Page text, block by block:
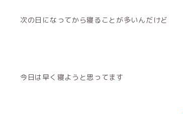
次の日になってから寝ることが多いんだけど
今日は早く寝ようと思ってます